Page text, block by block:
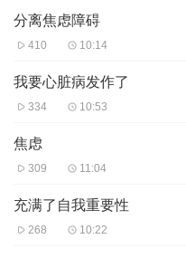
分离焦虑障碍
410 10:14
我要心脏病发作了
334 10:53
焦虑
309 11:04
充满了自我重要性
268 10:22